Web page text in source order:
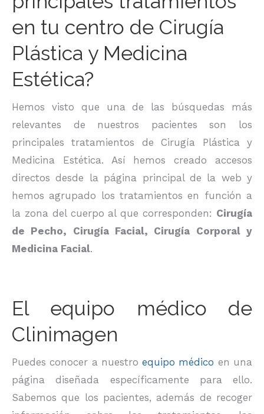
en tu centro de Cirugía
Plástica y Medicina
Estética?
Hemos visto que una de las búsquedas más
relevantes de nuestros pacientes son los
principales tratamientos de Cirugía Plástica y
Medicina Estética. Así hemos creado accesos
directos desde la página principal de la web y
hemos agrupado los tratamientos en función a
la zona del cuerpo al que corresponden: Cirugía
de Pecho, Cirugía Facial, Cirugía Corporal y
Medicina Facial.
El equipo médico de
Clinimagen
Puedes conocer a nuestroequipo médico en una
página diseñada específicamente para ello.
Sabemos que los pacientes, además de recoger